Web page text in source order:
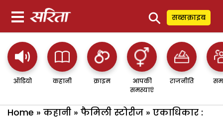
⚲ सब्सक्राइब
ऑडियो कहानी क्राइम
आपकी
समस्याएं
राजनीति
Home » कहानी » फैमिली स्टोरीज » एकाधिकार :